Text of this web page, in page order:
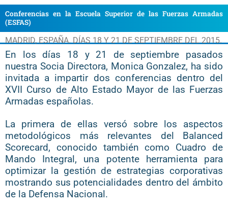
Conferencias en la Escuela Superior de las Fuerzas Armadas
(ESFAS)
MADRID, ESPAÑA. DÍAS 18 Y 21 DE SEPTIEMBRE DEL 2015.
En los días 18 y 21 de septiembre pasados
nuestra Socia Directora, Monica Gonzalez, ha sido
invitada a impartir dos conferencias dentro del
XVII Curso de Alto Estado Mayor de las Fuerzas
Armadas españolas.
La primera de ellas versó sobre los aspectos
metodológicos más relevantes del Balanced
Scorecard, conocido también como Cuadro de
Mando Integral, una potente herramienta para
optimizar la gestión de estrategias corporativas
mostrando sus potencialidades dentro del ámbito
de la Defensa Nacional.